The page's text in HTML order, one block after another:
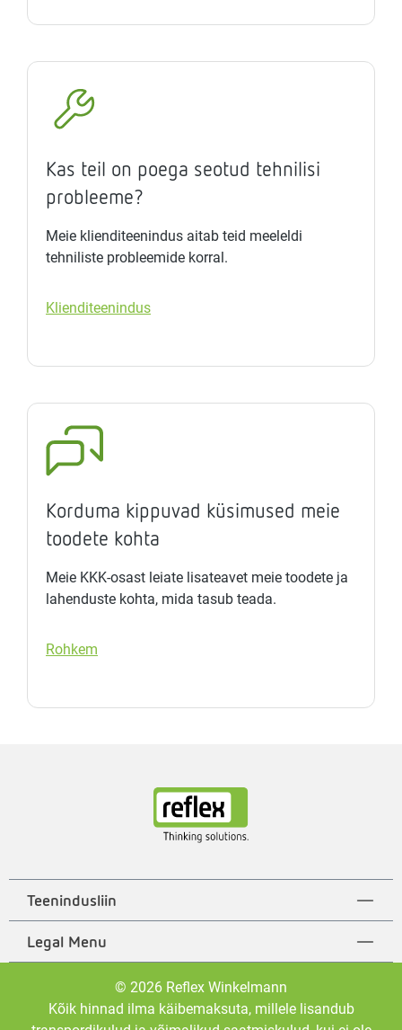
Kas teil on poega seotud tehnilisi
probleeme?
Meie klienditeenindus aitab teid meeleldi
tehniliste probleemide korral.
Klienditeenindus
Korduma kippuvad küsimused meie
toodete kohta
Meie KKK-osast leiate lisateavet meie toodete ja
lahenduste kohta, mida tasub teada.
Rohkem
Teenindusliin
Legal Menu
© 2026 Reflex Winkelmann
Kõik hinnad ilma käibemaksuta, millele lisandub